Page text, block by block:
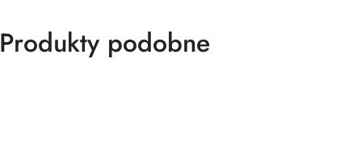
Produkty
Produkty podobne